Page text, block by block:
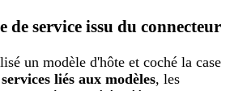
de service issu du connecteur
un modèle d'hôte et coché la case
liés aux modèles, les